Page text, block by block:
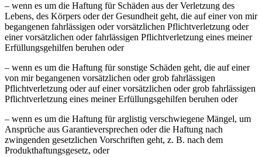
– wenn es um die Haftung für Schäden aus der Verletzung des
Lebens, des Körpers oder der Gesundheit geht, die auf einer von mir
begangenen fahrlässigen oder vorsätzlichen Pflichtverletzung oder
einer vorsätzlichen oder fahrlässigen Pflichtverletzung eines meiner
Erfüllungsgehilfen beruhen oder
– wenn es um die Haftung für sonstige Schäden geht, die auf einer
von mir begangenen vorsätzlichen oder grob fahrlässigen
Pflichtverletzung oder auf einer vorsätzlichen oder grob fahrlässigen
Pflichtverletzung eines meiner Erfüllungsgehilfen beruhen oder
– wenn es um die Haftung für arglistig verschwiegene Mängel, um
Ansprüche aus Garantieversprechen oder die Haftung nach
zwingenden gesetzlichen Vorschriften geht, z. B. nach dem
Produkthaftungsgesetz, oder